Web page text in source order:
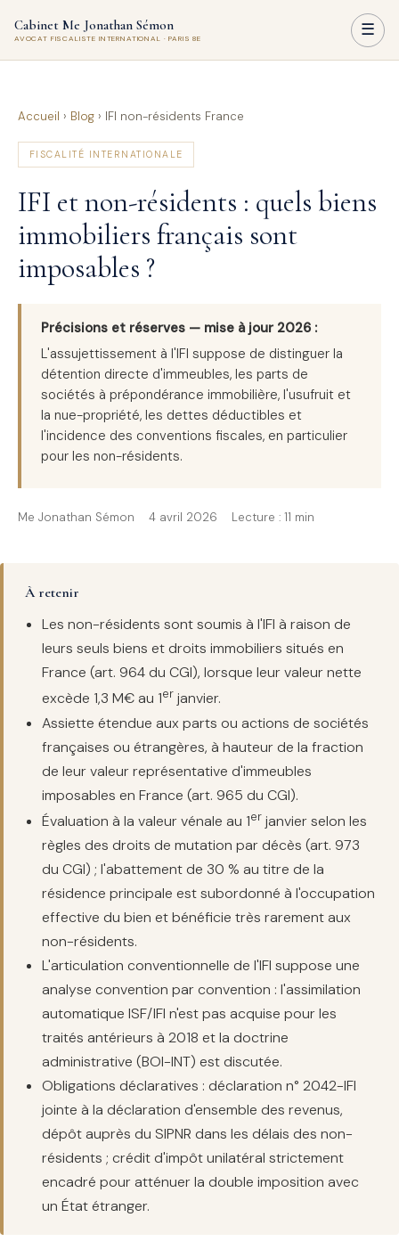
Cabinet Me Jonathan Sémon
AVOCAT FISCALISTE INTERNATIONAL · PARIS 8E ☰
Accueil › Blog › IFI non-résidents France
FISCALITÉ INTERNATIONALE
IFI et non-résidents : quels biens
immobiliers français sont
imposables ?
Précisions et réserves — mise à jour 2026 :
L'assujettissement à l'IFI suppose de distinguer la
détention directe d'immeubles, les parts de
sociétés à prépondérance immobilière, l'usufruit et
la nue-propriété, les dettes déductibles et
l'incidence des conventions fiscales, en particulier
pour les non-résidents.
Me Jonathan Sémon 4 avril 2026 Lecture : 11 min
À retenir
Les non-résidents sont soumis à l'IFI à raison de
leurs seuls biens et droits immobiliers situés en
France (art. 964 du CGI), lorsque leur valeur nette
excède 1,3 M€ au 1er janvier.
Assiette étendue aux parts ou actions de sociétés
françaises ou étrangères, à hauteur de la fraction
de leur valeur représentative d'immeubles
imposables en France (art. 965 du CGI).
Évaluation à la valeur vénale au 1er janvier selon les
règles des droits de mutation par décès (art. 973
du CGI) ; l'abattement de 30 % au titre de la
résidence principale est subordonné à l'occupation
effective du bien et bénéficie très rarement aux
non-résidents.
L'articulation conventionnelle de l'IFI suppose une
analyse convention par convention : l'assimilation
automatique ISF/IFI n'est pas acquise pour les
traités antérieurs à 2018 et la doctrine
administrative (BOI-INT) est discutée.
Obligations déclaratives : déclaration n° 2042-IFI
jointe à la déclaration d'ensemble des revenus,
dépôt auprès du SIPNR dans les délais des non-
résidents ; crédit d'impôt unilatéral strictement
encadré pour atténuer la double imposition avec
un État étranger.